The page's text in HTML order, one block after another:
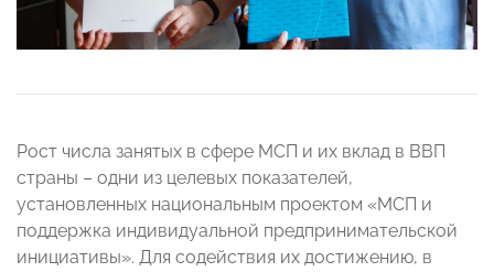
Рост числа занятых в сфере МСП и их вклад в ВВП
страны – одни из целевых показателей,
установленных национальным проектом «МСП и
поддержка индивидуальной предпринимательской
инициативы». Для содействия их достижению, в